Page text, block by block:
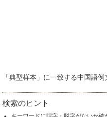
「典型样本」に一致する中国語
検索のヒント